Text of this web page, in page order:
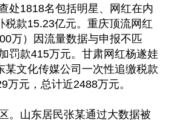
处1818名包括明星、网红在内
税款15.23亿元。重庆顶流网红
万）因流量数据与申报不匹
罚款415万元。甘肃网红杨遂娃
某文化传媒公司一次性追缴税款
万元，总计近2488万元。
。山东居民张某通过大数据被